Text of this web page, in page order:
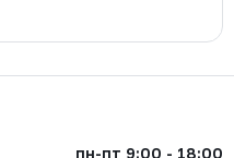
пн-пт 9:00 - 18:00